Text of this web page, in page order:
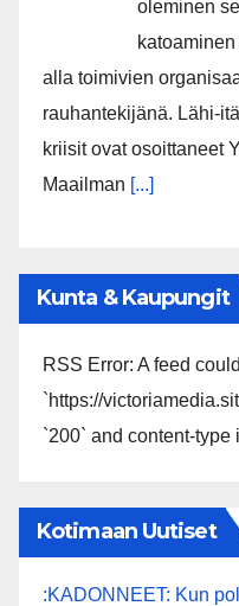
oleminen
alla toimivien
rauhantekijänä. Lähi-
kriisit ovat osoittaneet
Maailman [...]
Kunta & Kaupungit
RSS Error: A feed
`https://
`200` and content-type
Kotimaan Uutiset
:KADONNEET: Kun